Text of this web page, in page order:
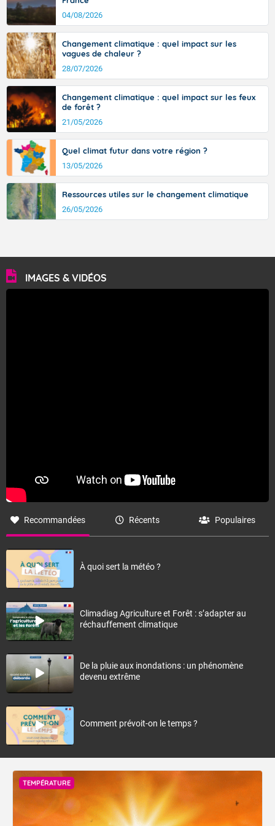
signifiant au-delà des monts, en allusion aux régions montagneuses
d’où provient ce vent.
04/08/2026
Changement climatique : quel impact sur les
vagues de chaleur ?
28/07/2026
Changement climatique : quel impact sur les feux
de forêt ?
21/05/2026
Quel climat futur dans votre région ?
13/05/2026
Ressources utiles sur le changement climatique
26/05/2026
IMAGES & VIDÉOS
Recommandées Récents Populaires
À quoi sert la météo ?
Climadiag Agriculture et Forêt : s’adapter au
réchauffement climatique
De la pluie aux inondations : un phénomène
devenu extrême
Comment prévoit-on le temps ?
TEMPÉRATURE